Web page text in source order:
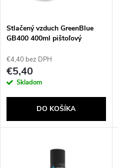
e
p
r
d
s
p
r
o
d
Stlačený vzduch GreenBlue
GB400 400ml pištoľový
€4,40 bez DPH
€5,40
Skladom
DO KOŠÍKA